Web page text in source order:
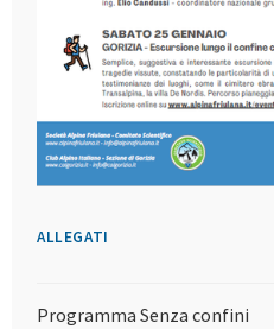
ALLEGATI
Programma Senza confini